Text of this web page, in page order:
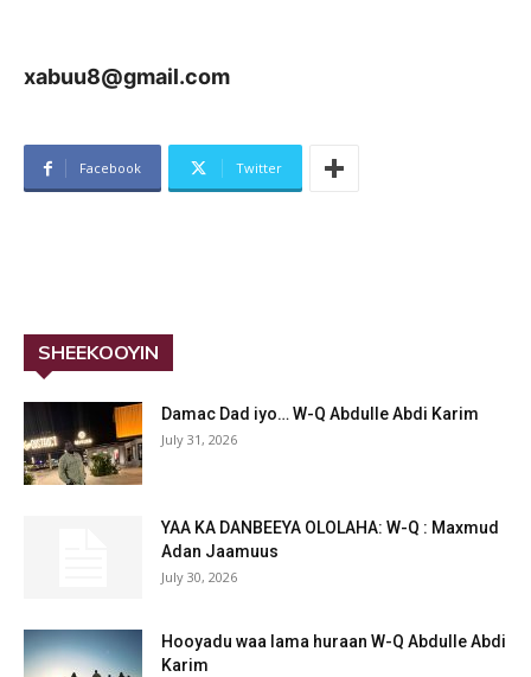
xabuu8@gmail.com
Facebook Twitter
SHEEKOOYIN
Damac Dad iyo… W-Q Abdulle Abdi Karim
July 31, 2026
YAA KA DANBEEYA OLOLAHA: W-Q : Maxmud
Adan Jaamuus
July 30, 2026
Hooyadu waa lama huraan W-Q Abdulle Abdi
Karim